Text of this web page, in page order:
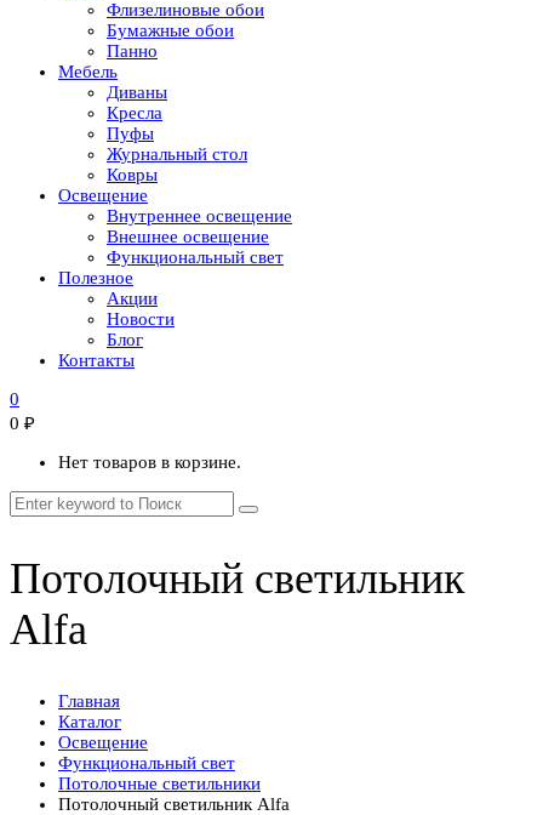
Флизелиновые обои
Бумажные обои
Панно
Мебель
Диваны
Кресла
Пуфы
Журнальный стол
Ковры
Освещение
Внутреннее освещение
Внешнее освещение
Функциональный свет
Полезное
Акции
Новости
Блог
Контакты
0
0 ₽
Нет товаров в корзине.
Потолочный светильник
Alfa
Главная
Каталог
Освещение
Функциональный свет
Потолочные светильники
Потолочный светильник Alfa